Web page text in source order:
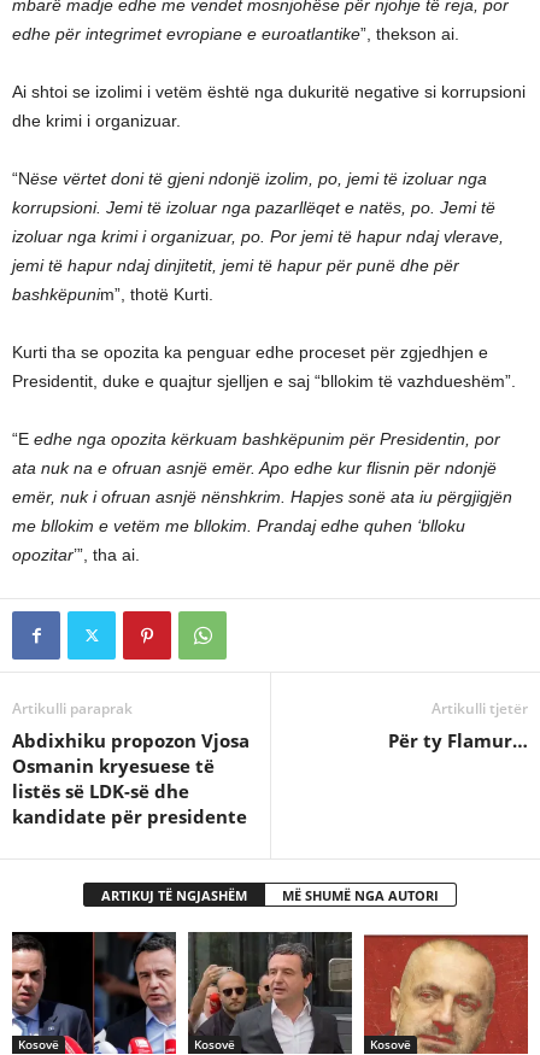
mbarë madje edhe me vendet mosnjohëse për njohje të reja, por
edhe për integrimet evropiane e euroatlantike”, thekson ai.
Ai shtoi se izolimi i vetëm është nga dukuritë negative si korrupsioni
dhe krimi i organizuar.
“Nëse vërtet doni të gjeni ndonjë izolim, po, jemi të izoluar nga
korrupsioni. Jemi të izoluar nga pazarllëqet e natës, po. Jemi të
izoluar nga krimi i organizuar, po. Por jemi të hapur ndaj vlerave,
jemi të hapur ndaj dinjitetit, jemi të hapur për punë dhe për
bashkëpunim”, thotë Kurti.
Kurti tha se opozita ka penguar edhe proceset për zgjedhjen e
Presidentit, duke e quajtur sjelljen e saj “bllokim të vazhdueshëm”.
“E edhe nga opozita kërkuam bashkëpunim për Presidentin, por
ata nuk na e ofruan asnjë emër. Apo edhe kur flisnin për ndonjë
emër, nuk i ofruan asnjë nënshkrim. Hapjes sonë ata iu përgjigjën
me bllokim e vetëm me bllokim. Prandaj edhe quhen ‘blloku
opozitar’”, tha ai.
Artikulli paraprak
Abdixhiku propozon Vjosa
Osmanin kryesuese të
listës së LDK-së dhe
kandidate për presidente
Artikulli tjetër
Për ty Flamur…
ARTIKUJ TË NGJASHËM MË SHUMË NGA AUTORI
Kosovë Kosovë Kosovë